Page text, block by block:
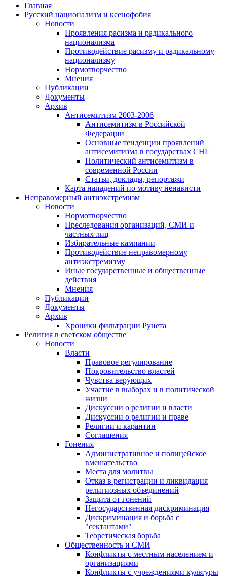
Главная
Русский национализм и ксенофобия
Новости
Проявления расизма и радикального
национализма
Противодействие расизму и радикальному
национализму
Нормотворчество
Мнения
Публикации
Документы
Архив
Антисемитизм 2003-2006
Антисемитизм в Российской
Федерации
Основные тенденции проявлений
антисемитизма в государствах СНГ
Политический антисемитизм в
современной России
Статьи, доклады, репортажи
Карта нападений по мотиву ненависти
Неправомерный антиэкстремизм
Новости
Нормотворчество
Преследования организаций, СМИ и
частных лиц
Избирательные кампании
Противодействие неправомерному
антиэкстремизму
Иные государственные и общественные
действия
Мнения
Публикации
Документы
Архив
Хроники фильтрации Рунета
Религия в светском обществе
Новости
Власти
Правовое регулирование
Покровительство властей
Чувства верующих
Участие в выборах и в политической
жизни
Дискуссии о религии и власти
Дискуссии о религии и праве
Религии и карантин
Соглашения
Гонения
Административное и полицейское
вмешательство
Места для молитвы
Отказ в регистрации и ликвидация
религиозных объединений
Защита от гонений
Негосударственная дискриминация
Дискриминация и борьба с
"сектантами"
Теоретическая борьба
Общественность и СМИ
Конфликты с местным населением и
организациями
Конфликты с учреждениями культуры